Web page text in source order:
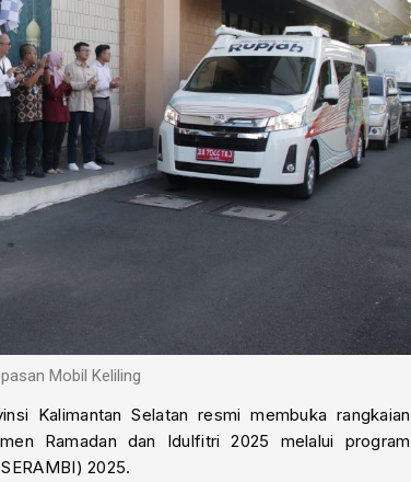
Mobil Keliling
Kalimantan Selatan resmi membuka rangkaian
Ramadan dan Idulfitri 2025 melalui program
2025.